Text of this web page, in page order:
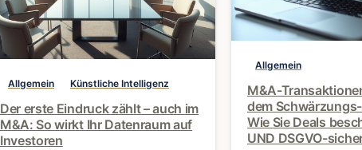
Allgemein Künstliche Intelligenz
Der erste Eindruck zählt – auch im
M&A: So wirkt Ihr Datenraum auf
Investoren
Allgemein
M&A-
dem
Wie Sie Deals
UND DSGVO-